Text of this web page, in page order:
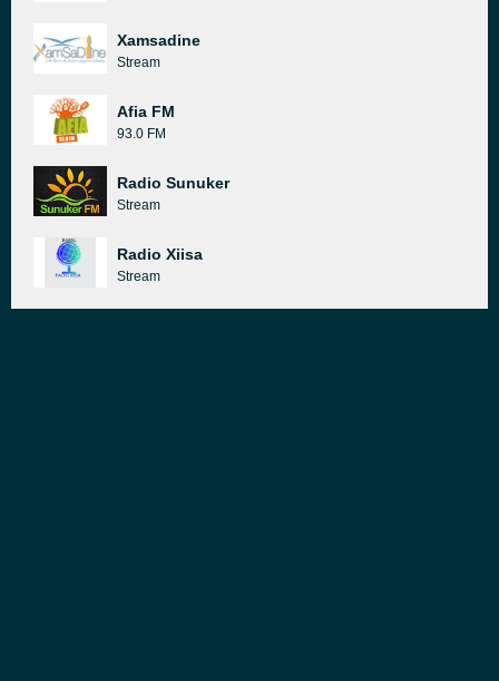
Xamsadine
Stream
Afia FM
93.0 FM
Radio Sunuker
Stream
Radio Xiisa
Stream